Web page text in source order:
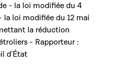
- la loi modifiée du 4
loi modifiée du 12 mai
la réduction
- Rapporteur :
d'État